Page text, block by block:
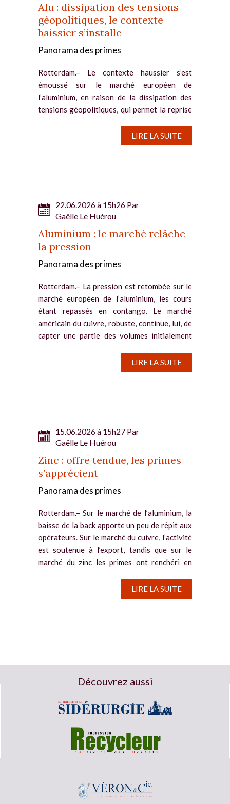
Alu : dissipation des tensions
géopolitiques, le contexte
baissier s’installe
Panorama des primes
Rotterdam.– Le contexte haussier s’est
émoussé sur le marché européen de
l’aluminium, en raison de la dissipation des
tensions géopolitiques, qui permet la reprise
LIRE LA SUITE
22.06.2026 à 15h26 Par
Gaëlle Le Huérou
Aluminium : le marché relâche
la pression
Panorama des primes
Rotterdam.– La pression est retombée sur le
marché européen de l’aluminium, les cours
étant repassés en contango. Le marché
américain du cuivre, robuste, continue, lui, de
capter une partie des volumes initialement
LIRE LA SUITE
15.06.2026 à 15h27 Par
Gaëlle Le Huérou
Zinc : offre tendue, les primes
s’apprécient
Panorama des primes
Rotterdam.– Sur le marché de l’aluminium, la
baisse de la back apporte un peu de répit aux
opérateurs. Sur le marché du cuivre, l’activité
est soutenue à l’export, tandis que sur le
marché du zinc les primes ont renchéri en
LIRE LA SUITE
Découvrez aussi